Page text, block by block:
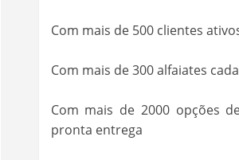
Com mais de 500 clientes
Com mais de 300 alfaiates
Com mais de 2000 opções
pronta entrega